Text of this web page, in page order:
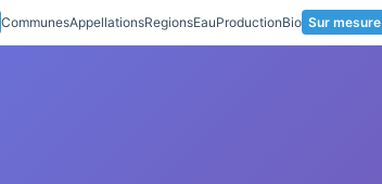
CommunesAppellationsRegionsEauProductionBio Sur mesure